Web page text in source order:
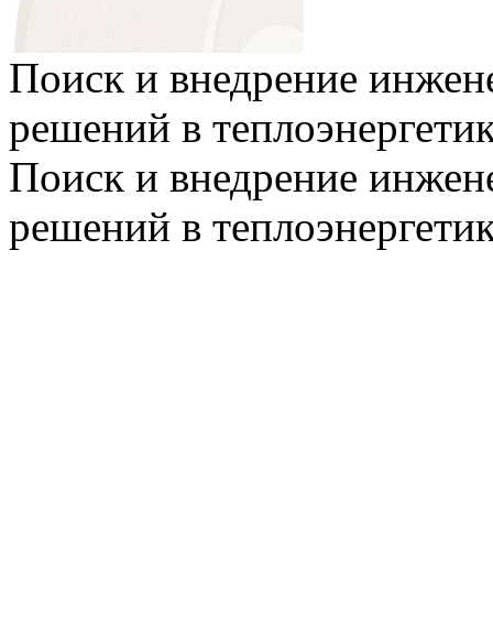
Поиск и внедрение
решений в
Поиск и внедрение
решений в